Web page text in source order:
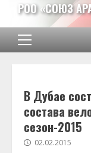
Перейти
содержимому
РОО «СОЮЗ
Основное
В Дубае
состава
сезон-2015
02.02.2015